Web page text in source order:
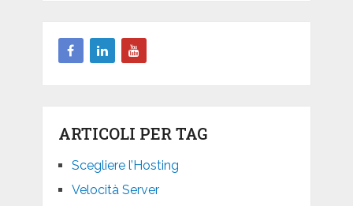
ARTICOLI PER TAG
Scegliere l’Hosting
Velocità Server